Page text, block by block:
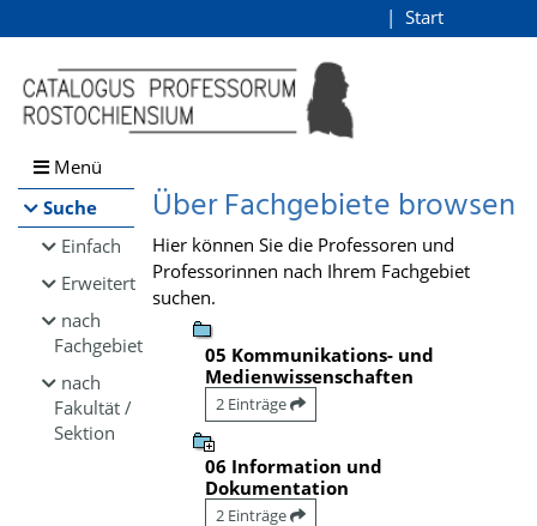
Browsen
direkt zum Inhalt
Start
Menü
Suche
Einfach
Erweitert
nach
Fachgebiet
nach
Fakultät /
Sektion
Über Fachgebiete browsen
Hier können Sie die Professoren und
Professorinnen nach Ihrem Fachgebiet
suchen.
05 Kommunikations- und
Medienwissenschaften
2 Einträge
06 Information und
Dokumentation
2 Einträge